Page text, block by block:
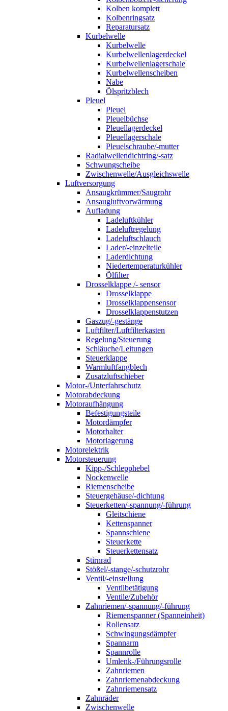
Kolben komplett
Kolbenringsatz
Reparatursatz
Kurbelwelle
Kurbelwelle
Kurbelwellenlagerdeckel
Kurbelwellenlagerschale
Kurbelwellenscheiben
Nabe
Ölspritzblech
Pleuel
Pleuel
Pleuelbüchse
Pleuellagerdeckel
Pleuellagerschale
Pleuelschraube/-mutter
Radialwellendichtring/-satz
Schwungscheibe
Zwischenwelle/Ausgleichswelle
Luftversorgung
Ansaugkrümmer/Saugrohr
Ansaugluftvorwärmung
Aufladung
Ladeluftkühler
Ladeluftregelung
Ladeluftschlauch
Lader/-einzelteile
Laderdichtung
Niedertemperaturkühler
Ölfilter
Drosselklappe /- sensor
Drosselklappe
Drosselklappensensor
Drosselklappenstutzen
Gaszug/-gestänge
Luftfilter/Luftfilterkasten
Regelung/Steuerung
Schläuche/Leitungen
Steuerklappe
Warmluftfangblech
Zusatzluftschieber
Motor-/Unterfahrschutz
Motorabdeckung
Motoraufhängung
Befestigungsteile
Motordämpfer
Motorhalter
Motorlagerung
Motorelektrik
Motorsteuerung
Kipp-/Schlepphebel
Nockenwelle
Riemenscheibe
Steuergehäuse/-dichtung
Steuerketten/-spannung/-führung
Gleitschiene
Kettenspanner
Spannschiene
Steuerkette
Steuerkettensatz
Stirnrad
Stößel/-stange/-schutzrohr
Ventil/-einstellung
Ventilbetätigung
Ventile/Zubehör
Zahnriemen/-spannung/-führung
Riemenspanner (Spanneinheit)
Rollensatz
Schwingungsdämpfer
Spannarm
Spannrolle
Umlenk-/Führungsrolle
Zahnriemen
Zahnriemenabdeckung
Zahnriemensatz
Zahnräder
Zwischenwelle